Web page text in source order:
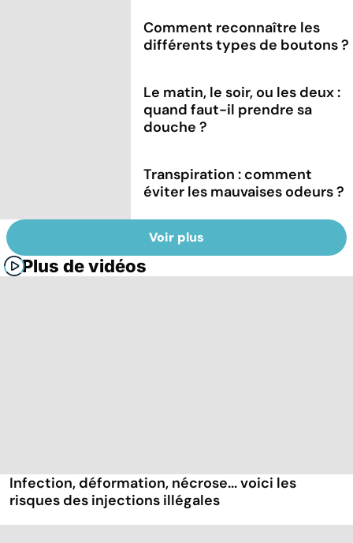
Comment reconnaître les
différents types de boutons ?
Le matin, le soir, ou les deux :
quand faut-il prendre sa
douche ?
Transpiration : comment
éviter les mauvaises odeurs ?
Voir plus
Plus de vidéos
Infection, déformation, nécrose... voici les
risques des injections illégales